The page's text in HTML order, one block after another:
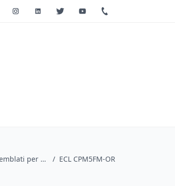
FacebookInstagramLinkedinTwitter Youtube
cavi assemblati per microfono / Cordial / ECL CPM5FM-OR